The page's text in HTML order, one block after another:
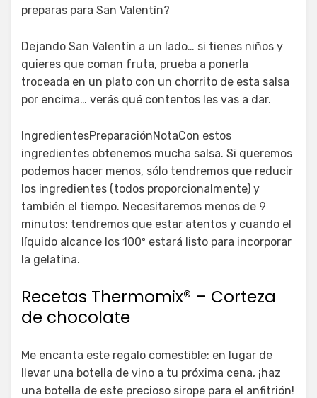
preparas para San Valentín?
Dejando San Valentín a un lado… si tienes niños y
quieres que coman fruta, prueba a ponerla
troceada en un plato con un chorrito de esta salsa
por encima… verás qué contentos les vas a dar.
IngredientesPreparaciónNotaCon estos
ingredientes obtenemos mucha salsa. Si queremos
podemos hacer menos, sólo tendremos que reducir
los ingredientes (todos proporcionalmente) y
también el tiempo. Necesitaremos menos de 9
minutos: tendremos que estar atentos y cuando el
líquido alcance los 100º estará listo para incorporar
la gelatina.
Recetas Thermomix® – Corteza
de chocolate
Me encanta este regalo comestible: en lugar de
llevar una botella de vino a tu próxima cena, ¡haz
una botella de este precioso sirope para el anfitrión!